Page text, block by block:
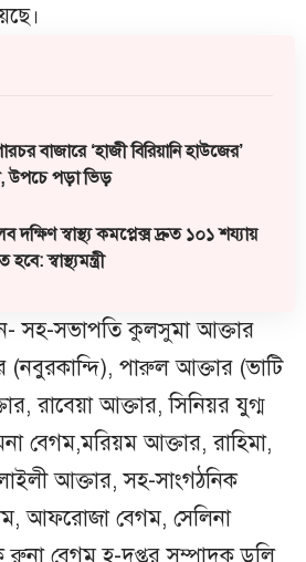
বাজারে ‘হাজী বিরিয়ানি হাউজের’
উপচে পড়া ভিড়
দক্ষিণ স্বাস্থ্য কমপ্লেক্স দ্রুত ১০১ শয্যায়
হবে: স্বাস্থ্যমন্ত্রী
সহ-সভাপতি কুলসুমা আক্তার
(নবুরকান্দি), পারুল আক্তার (ভাটি
রাবেয়া আক্তার, সিনিয়র যুগ্ম
বেগম,মরিয়ম আক্তার, রাহিমা,
আক্তার, সহ-সাংগঠনিক
আফরোজা বেগম, সেলিনা
রুনা বেগম হ-দপ্তর সম্পাদক ডলি